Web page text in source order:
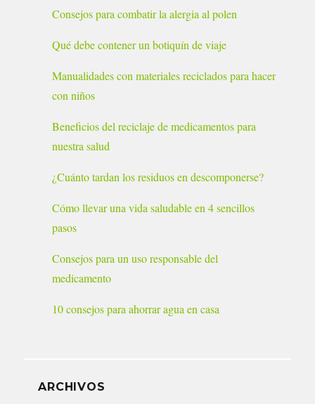
Consejos para combatir la alergia al polen
Qué debe contener un botiquín de viaje
Manualidades con materiales reciclados para hacer
con niños
Beneficios del reciclaje de medicamentos para
nuestra salud
¿Cuánto tardan los residuos en descomponerse?
Cómo llevar una vida saludable en 4 sencillos
pasos
Consejos para un uso responsable del
medicamento
10 consejos para ahorrar agua en casa
ARCHIVOS